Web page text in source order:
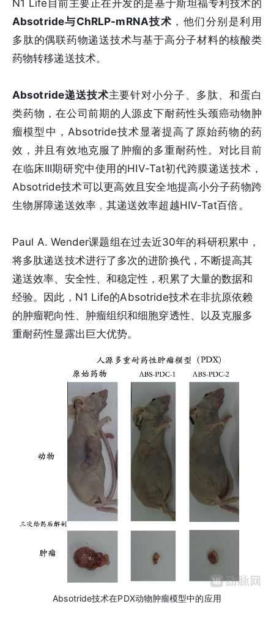
N1 Life目前主要正在开发的是基于斯坦福专利技术的
Absotride与ChRLP-mRNA技术 ，他们分别是利用
多肽的偶联药物递送技术与基于高分子材料的核酸类
药物转移递送技术。
Absotride递送技术主要针对小分子、多肽、和蛋白
类药物，在公司前期的人源皮下耐药性头颈癌动物肿
瘤模型中，Absotride技术显著提高了原始药物的药
效，并且有效地克服了肿瘤的多重耐药性。对比目前
在临床III期研究中使用的HIV-Tat初代跨膜递送技术，
Absotride技术可以更高效且安全地提高小分子药物跨
生物屏障递送效率﹐其递送效率超越HIV-Tat百倍。
Paul A. Wender课题组在过去近30年的科研积累中，
将多肽递送技术进行了多次的进阶换代，不断提高其
递送效率、安全性、和稳定性，积累了大量的数据和
经验。因此，N1 Life的Absotride技术在非抗原依赖
的肿瘤靶向性、肿瘤组织和细胞穿透性、以及克服多
重耐药性显露出巨大优势。
Absotride技术在PDX动物肿瘤模型中的应用